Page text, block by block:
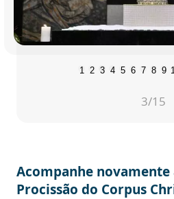
1 2 3 4 5 6 7 8 9
3/15
Acompanhe novamente
Procissão do Corpus